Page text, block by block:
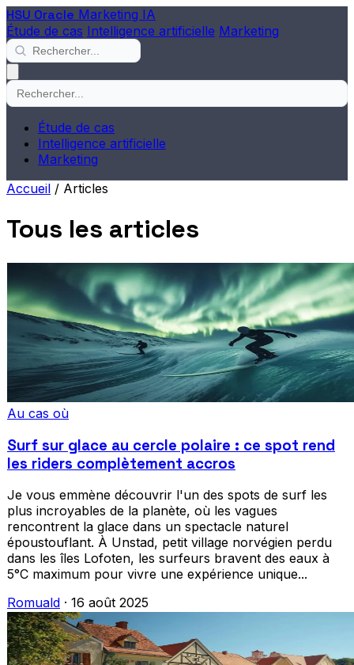
HSU Oracle Marketing IA
Étude de cas Intelligence artificielle Marketing
Étude de cas
Intelligence artificielle
Marketing
Accueil / Articles
Tous les articles
Au cas où
Surf sur glace au cercle polaire : ce spot rend
les riders complètement accros
Je vous emmène découvrir l'un des spots de surf les
plus incroyables de la planète, où les vagues
rencontrent la glace dans un spectacle naturel
époustouflant. À Unstad, petit village norvégien perdu
dans les îles Lofoten, les surfeurs bravent des eaux à
5°C maximum pour vivre une expérience unique...
Romuald · 16 août 2025